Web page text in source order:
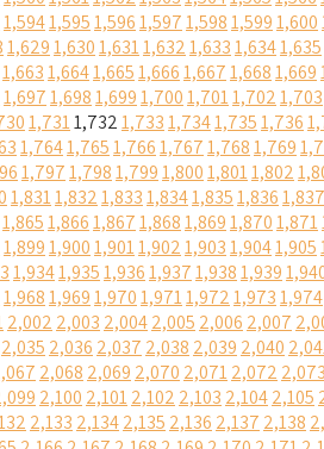
1,5941,5951,5961,5971,5981,5991,600
1,6291,6301,6311,6321,6331,6341,635
1,6631,6641,6651,6661,6671,6681,669
1,6971,6981,6991,7001,7011,7021,703
1,7311,7321,7331,7341,7351,736
1,7641,7651,7661,7671,7681,769
1,7971,7981,7991,8001,8011,802
1,8311,8321,8331,8341,8351,8361,837
1,8651,8661,8671,8681,8691,8701,871
1,8991,9001,9011,9021,9031,9041,905
1,9341,9351,9361,9371,9381,939
1,9681,9691,9701,9711,9721,9731,974
2,002 2,003 2,0042,005 2,006 2,007
2,035 2,036 2,037 2,038 2,039 2,040
2,068 2,069 2,070 2,0712,072 2,073
2,100 2,1012,102 2,103 2,1042,105
2,133 2,1342,135 2,136 2,137 2,138